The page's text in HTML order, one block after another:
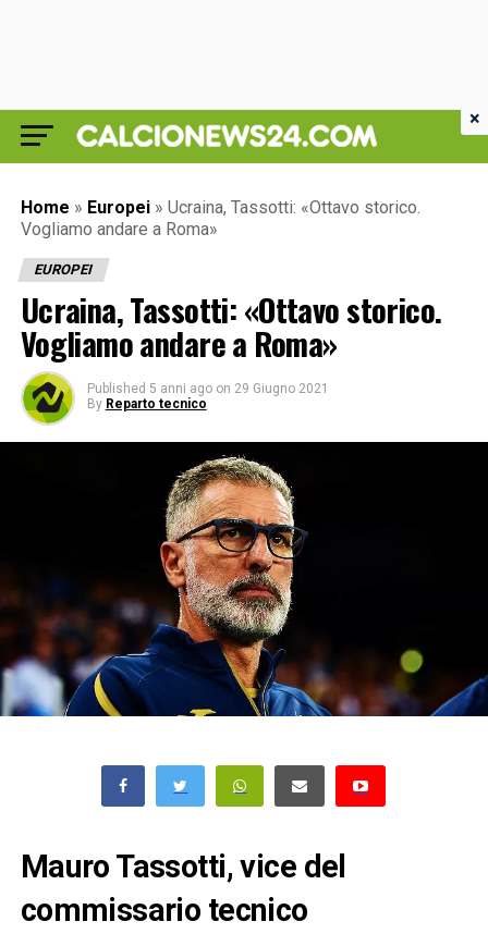
Home » Europei » Ucraina, Tassotti: «Ottavo storico.
Vogliamo andare a Roma»
EUROPEI
Ucraina, Tassotti: «Ottavo storico.
Vogliamo andare a Roma»
Published 5 anni ago on 29 Giugno 2021
By Reparto tecnico
Mauro Tassotti, vice del
commissario tecnico
×